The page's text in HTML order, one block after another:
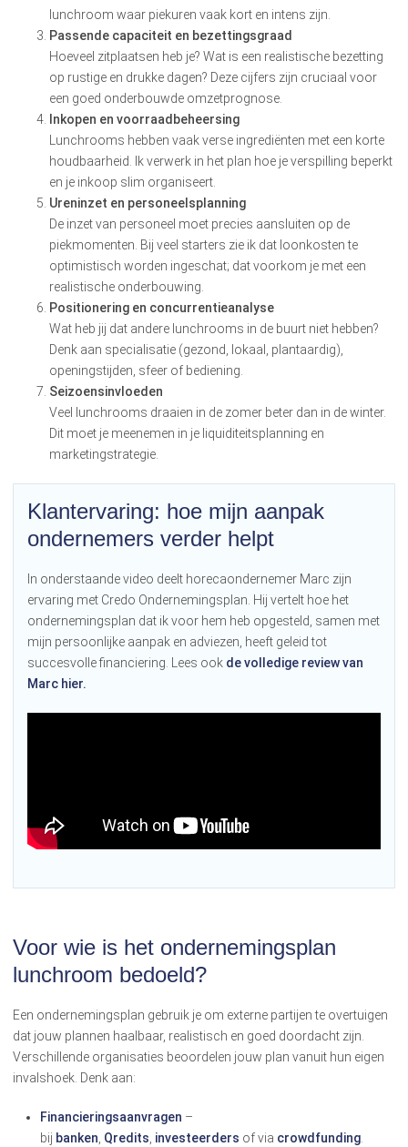
lunchroom waar piekuren vaak kort en intens zijn.
Passende capaciteit en bezettingsgraad
Hoeveel zitplaatsen heb je? Wat is een realistische bezetting
op rustige en drukke dagen? Deze cijfers zijn cruciaal voor
een goed onderbouwde omzetprognose.
Inkopen en voorraadbeheersing
Lunchrooms hebben vaak verse ingrediënten met een korte
houdbaarheid. Ik verwerk in het plan hoe je verspilling beperkt
en je inkoop slim organiseert.
Ureninzet en personeelsplanning
De inzet van personeel moet precies aansluiten op de
piekmomenten. Bij veel starters zie ik dat loonkosten te
optimistisch worden ingeschat; dat voorkom je met een
realistische onderbouwing.
Positionering en concurrentieanalyse
Wat heb jij dat andere lunchrooms in de buurt niet hebben?
Denk aan specialisatie (gezond, lokaal, plantaardig),
openingstijden, sfeer of bediening.
Seizoensinvloeden
Veel lunchrooms draaien in de zomer beter dan in de winter.
Dit moet je meenemen in je liquiditeitsplanning en
marketingstrategie.
Klantervaring: hoe mijn aanpak
ondernemers verder helpt
In onderstaande video deelt horecaondernemer Marc zijn
ervaring met Credo Ondernemingsplan. Hij vertelt hoe het
ondernemingsplan dat ik voor hem heb opgesteld, samen met
mijn persoonlijke aanpak en adviezen, heeft geleid tot
succesvolle financiering. Lees ook de volledige review van
Marc hier.
Voor wie is het ondernemingsplan
lunchroom bedoeld?
Een ondernemingsplan gebruik je om externe partijen te overtuigen
dat jouw plannen haalbaar, realistisch en goed doordacht zijn.
Verschillende organisaties beoordelen jouw plan vanuit hun eigen
invalshoek. Denk aan:
Financieringsaanvragen –
bij banken, Qredits, investeerders of via crowdfunding.